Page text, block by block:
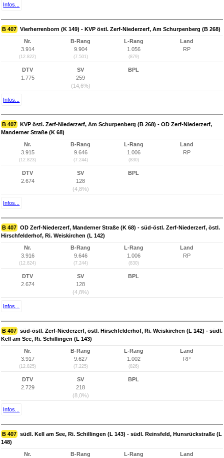
Infos...
B 407 Vierherrenborn (K 149) - KVP östl. Zerf-Niederzerf, Am Schurpenberg (B 268)
Nr.
3.914
(12.822)
B-Rang
9.904
(7.501)
L-Rang
1.056
(879)
Land
RP
DTV
1.775
SV
259
(14,6%)
BPL
Infos...
B 407 KVP östl. Zerf-Niederzerf, Am Schurpenberg (B 268) - OD Zerf-Niederzerf,
Manderner Straße (K 68)
Nr.
3.915
(12.823)
B-Rang
9.646
(7.244)
L-Rang
1.006
(830)
Land
RP
DTV
2.674
SV
128
(4,8%)
BPL
Infos...
B 407 OD Zerf-Niederzerf, Manderner Straße (K 68) - süd-östl. Zerf-Niederzerf, östl.
Hirschfelderhof, Ri. Weiskirchen (L 142)
Nr.
3.916
(12.824)
B-Rang
9.646
(7.244)
L-Rang
1.006
(830)
Land
RP
DTV
2.674
SV
128
(4,8%)
BPL
Infos...
B 407 süd-östl. Zerf-Niederzerf, östl. Hirschfelderhof, Ri. Weiskirchen (L 142) - südl.
Kell am See, Ri. Schillingen (L 143)
Nr.
3.917
(12.825)
B-Rang
9.627
(7.225)
L-Rang
1.002
(826)
Land
RP
DTV
2.729
SV
218
(8,0%)
BPL
Infos...
B 407 südl. Kell am See, Ri. Schillingen (L 143) - südl. Reinsfeld, Hunsrückstraße (L
148)
Nr.
B-Rang
L-Rang
Land